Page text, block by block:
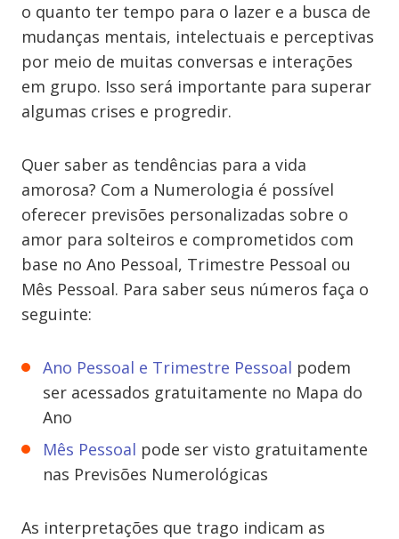
o quanto ter tempo para o lazer e a busca de
mudanças mentais, intelectuais e perceptivas
por meio de muitas conversas e interações
em grupo. Isso será importante para superar
algumas crises e progredir.
Quer saber as tendências para a vida
amorosa? Com a Numerologia é possível
oferecer previsões personalizadas sobre o
amor para solteiros e comprometidos com
base no Ano Pessoal, Trimestre Pessoal ou
Mês Pessoal. Para saber seus números faça o
seguinte:
Ano Pessoal e Trimestre Pessoal podem
ser acessados gratuitamente no Mapa do
Ano
Mês Pessoal pode ser visto gratuitamente
nas Previsões Numerológicas
As interpretações que trago indicam as